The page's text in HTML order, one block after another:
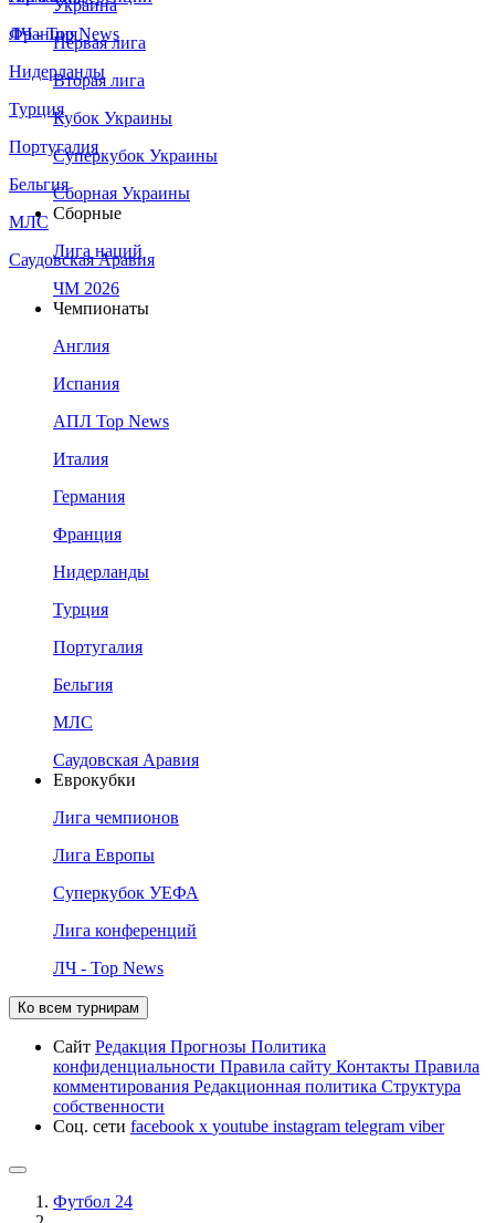
Франция
Нидерланды
Турция
Португалия
Бельгия
МЛС
Саудовская Аравия
ЛЧ - Top News
Украина
Первая лига
Вторая лига
Кубок Украины
Суперкубок Украины
Сборная Украины
Сборные
Лига наций
ЧМ 2026
Чемпионаты
Англия
Испания
АПЛ Top News
Италия
Германия
Франция
Нидерланды
Турция
Португалия
Бельгия
МЛС
Саудовская Аравия
Еврокубки
Лига чемпионов
Лига Европы
Суперкубок УЕФА
Лига конференций
ЛЧ - Top News
Ко всем турнирам
Сайт Редакция Прогнозы Политика
конфиденциальности Правила сайту Контакты Правила
комментирования Редакционная политика Структура
собственности
Соц. сети facebook x youtube instagram telegram viber
Футбол 24